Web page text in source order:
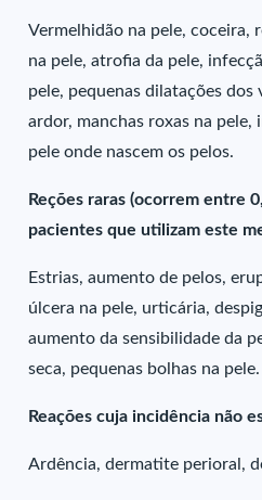
Vermelhidão na pele, coceira,
na pele, atrofia da pele,
pele, pequenas dilatações dos
ardor, manchas roxas na pele,
pele onde nascem os pelos.
Reções raras (ocorrem entre
pacientes que utilizam este
Estrias, aumento de pelos,
úlcera na pele, urticária,
aumento da sensibilidade da
seca, pequenas bolhas na pele.
Reações cuja incidência não
Ardência, dermatite perioral,